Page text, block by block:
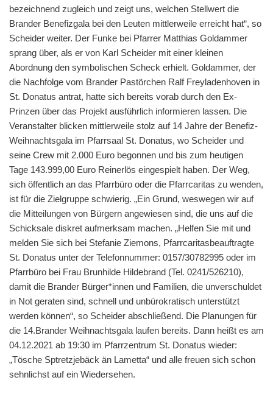
bezeichnend zugleich und zeigt uns, welchen Stellwert die
Brander Benefizgala bei den Leuten mittlerweile erreicht hat“, so
Scheider weiter. Der Funke bei Pfarrer Matthias Goldammer
sprang über, als er von Karl Scheider mit einer kleinen
Abordnung den symbolischen Scheck erhielt. Goldammer, der
die Nachfolge vom Brander Pastörchen Ralf Freyladenhoven in
St. Donatus antrat, hatte sich bereits vorab durch den Ex-
Prinzen über das Projekt ausführlich informieren lassen. Die
Veranstalter blicken mittlerweile stolz auf 14 Jahre der Benefiz-
Weihnachtsgala im Pfarrsaal St. Donatus, wo Scheider und
seine Crew mit 2.000 Euro begonnen und bis zum heutigen
Tage 143.999,00 Euro Reinerlös eingespielt haben. Der Weg,
sich öffentlich an das Pfarrbüro oder die Pfarrcaritas zu wenden,
ist für die Zielgruppe schwierig. „Ein Grund, weswegen wir auf
die Mitteilungen von Bürgern angewiesen sind, die uns auf die
Schicksale diskret aufmerksam machen. „Helfen Sie mit und
melden Sie sich bei Stefanie Ziemons, Pfarrcaritasbeauftragte
St. Donatus unter der Telefonnummer: 0157/30782995 oder im
Pfarrbüro bei Frau Brunhilde Hildebrand (Tel. 0241/526210),
damit die Brander Bürger*innen und Familien, die unverschuldet
in Not geraten sind, schnell und unbürokratisch unterstützt
werden können“, so Scheider abschließend. Die Planungen für
die 14.Brander Weihnachtsgala laufen bereits. Dann heißt es am
04.12.2021 ab 19:30 im Pfarrzentrum St. Donatus wieder:
„Tösche Sptretzjebäck än Lametta“ und alle freuen sich schon
sehnlichst auf ein Wiedersehen.